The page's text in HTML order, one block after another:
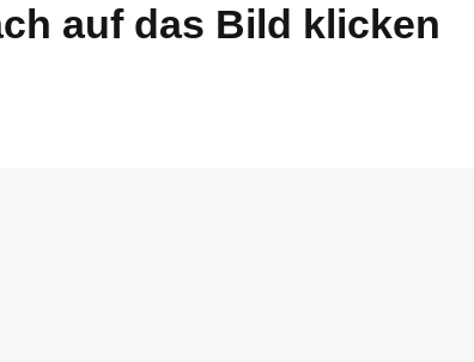
auf das Bild klicken